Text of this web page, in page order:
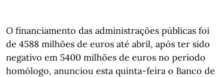
O financiamento das administrações públicas foi
de 4588 milhões de euros até abril, após ter sido
negativo em 5400 milhões de euros no período
homólogo, anunciou esta quinta-feira o Banco de